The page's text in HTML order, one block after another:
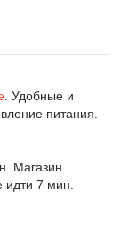
. Удобные и
питания.
Магазин
7 мин.